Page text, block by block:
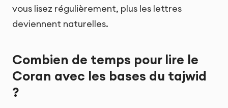
vous lisez régulièrement, plus les lettres
deviennent naturelles.
Combien de temps pour lire le
Coran avec les bases du tajwid
?